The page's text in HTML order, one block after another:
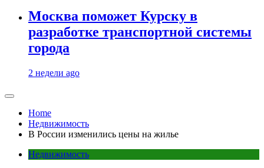
Москва поможет Курску в
разработке транспортной системы
города
2 недели ago
Home
Недвижимость
В России изменились цены на жилье
Недвижимость